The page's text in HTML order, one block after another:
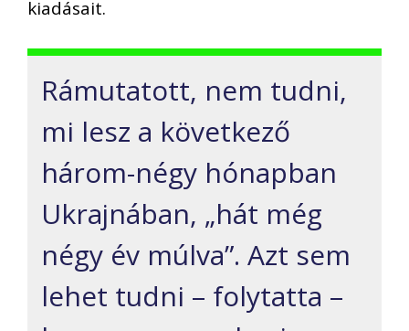
kiadásait.
Rámutatott, nem tudni,
mi lesz a következő
három-négy hónapban
Ukrajnában, „hát még
négy év múlva”. Azt sem
lehet tudni – folytatta –